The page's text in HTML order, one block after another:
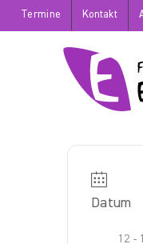
Zum
Inhalt
Termine Kontakt
Datum
12 -